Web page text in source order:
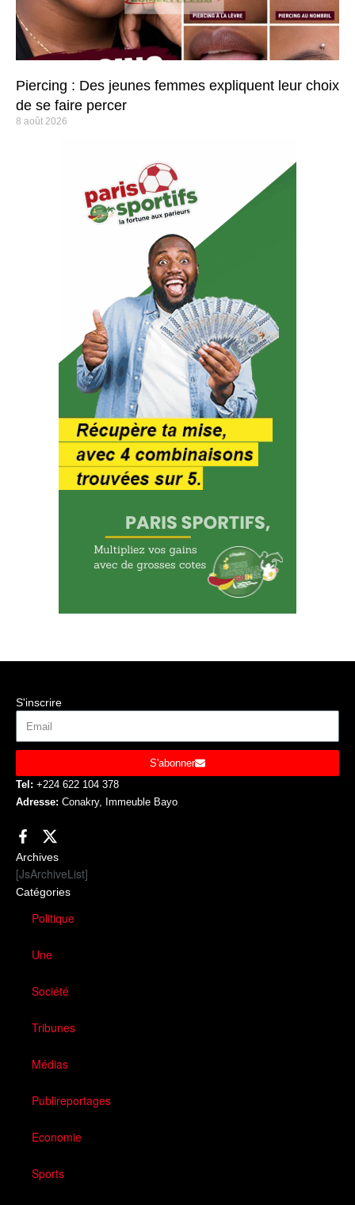
Piercing : Des jeunes femmes expliquent leur choix
de se faire percer
8 août 2026
Catégories
Politique
Une
Société
Tribunes
Médias
Publireportages
Economie
Sports
Archives
[JsArchiveList]
S'inscrire
S'abonner
Tel: +224 622 104 378
Adresse: Conakry, Immeuble Bayo